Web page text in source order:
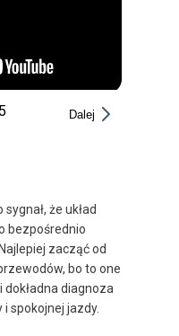
5 Dalej
że układ
bezpośrednio
zacząć od
bo to one
dokładna diagnoza
spokojnej jazdy.